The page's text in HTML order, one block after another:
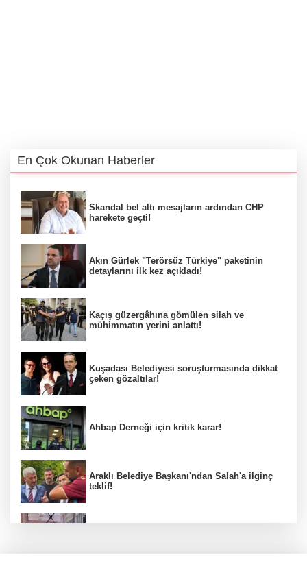
En Çok Okunan Haberler
Skandal bel altı mesajların ardından CHP
harekete geçti!
Akın Gürlek "Terörsüz Türkiye" paketinin
detaylarını ilk kez açıkladı!
Kaçış güzergâhına gömülen silah ve
mühimmatın yerini anlattı!
Kuşadası Belediyesi soruşturmasında dikkat
çeken gözaltılar!
Ahbap Derneği için kritik karar!
Araklı Belediye Başkanı'ndan Salah'a ilginç
teklif!